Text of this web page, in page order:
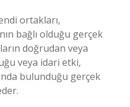
ortakları,
bağlı olduğu gerçek
doğrudan veya
veya idari etki,
bulunduğu gerçek